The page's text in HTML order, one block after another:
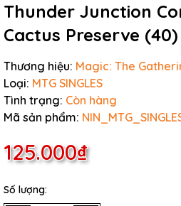
Thunder Junction
Cactus Preserve (40)
Thương hiệu: Magic: The
Loại: MTG SINGLES
Tình trạng: Còn hàng
Mã sản phẩm:
125.000₫
Số lượng: